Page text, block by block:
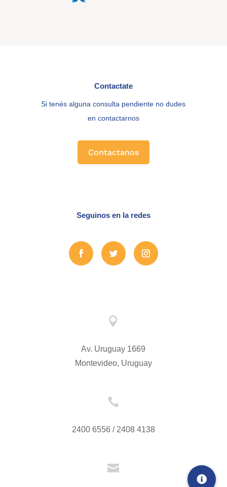
Contactate
Si tenés alguna consulta pendiente no dudes
en contactarnos
Contactanos
Seguinos en la redes

Av. Uruguay 1669
Montevideo, Uruguay

2400 6556 / 2408 4138
